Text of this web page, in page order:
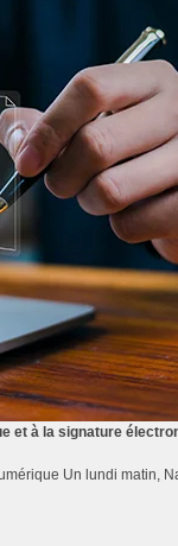
et à la signature
Un lundi matin,